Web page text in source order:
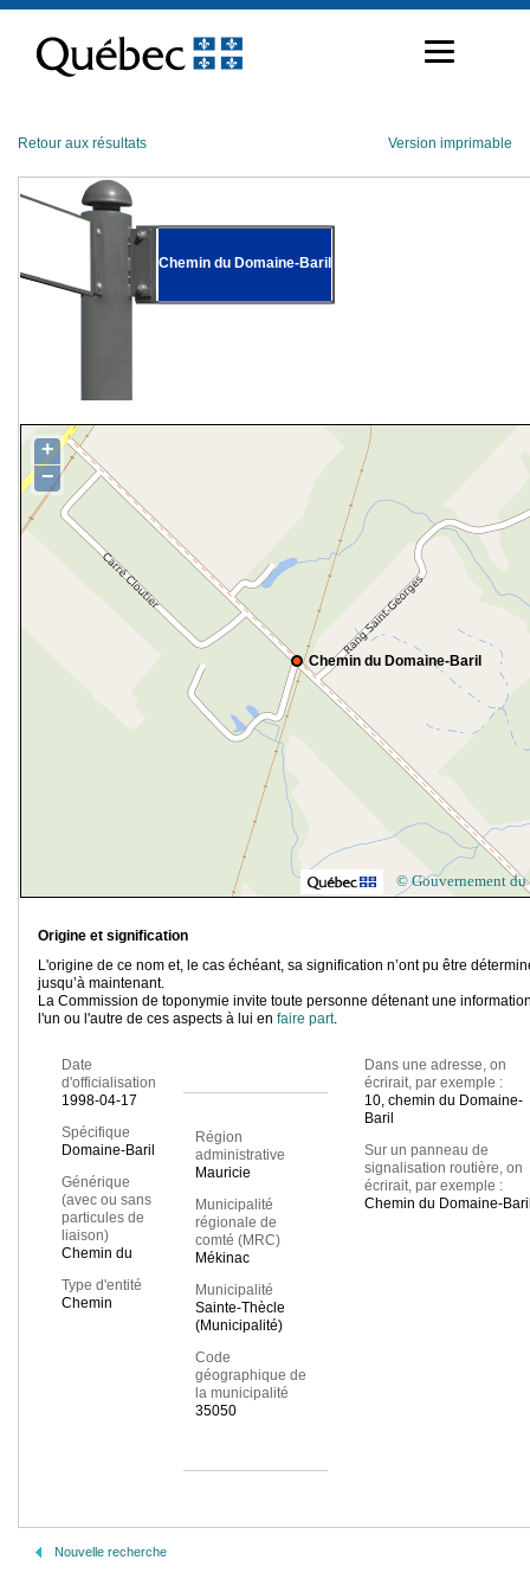
contenu
Retour aux résultats Version imprimable
Chemin du Domaine-Baril
Chemin du Domaine-Baril
+
−
© Gouvernement du
Origine et signification
L'origine de ce nom et, le cas échéant, sa signification n’ont pu être
jusqu’à maintenant.
La Commission de toponymie invite toute personne détenant une
l'un ou l'autre de ces aspects à lui en faire part.
Date
d'officialisation
1998-04-17
Spécifique
Domaine-Baril
Générique
(avec ou sans
particules de
liaison)
Chemin du
Type d'entité
Chemin
Région
administrative
Mauricie
Municipalité
régionale de
comté (MRC)
Mékinac
Municipalité
Sainte-Thècle
(Municipalité)
Code
géographique de
la municipalité
35050
Dans une adresse, on
écrirait, par exemple :
10, chemin du Domaine-
Baril
Sur un panneau de
signalisation routière, on
écrirait, par exemple :
Chemin du Domaine-
Nouvelle recherche